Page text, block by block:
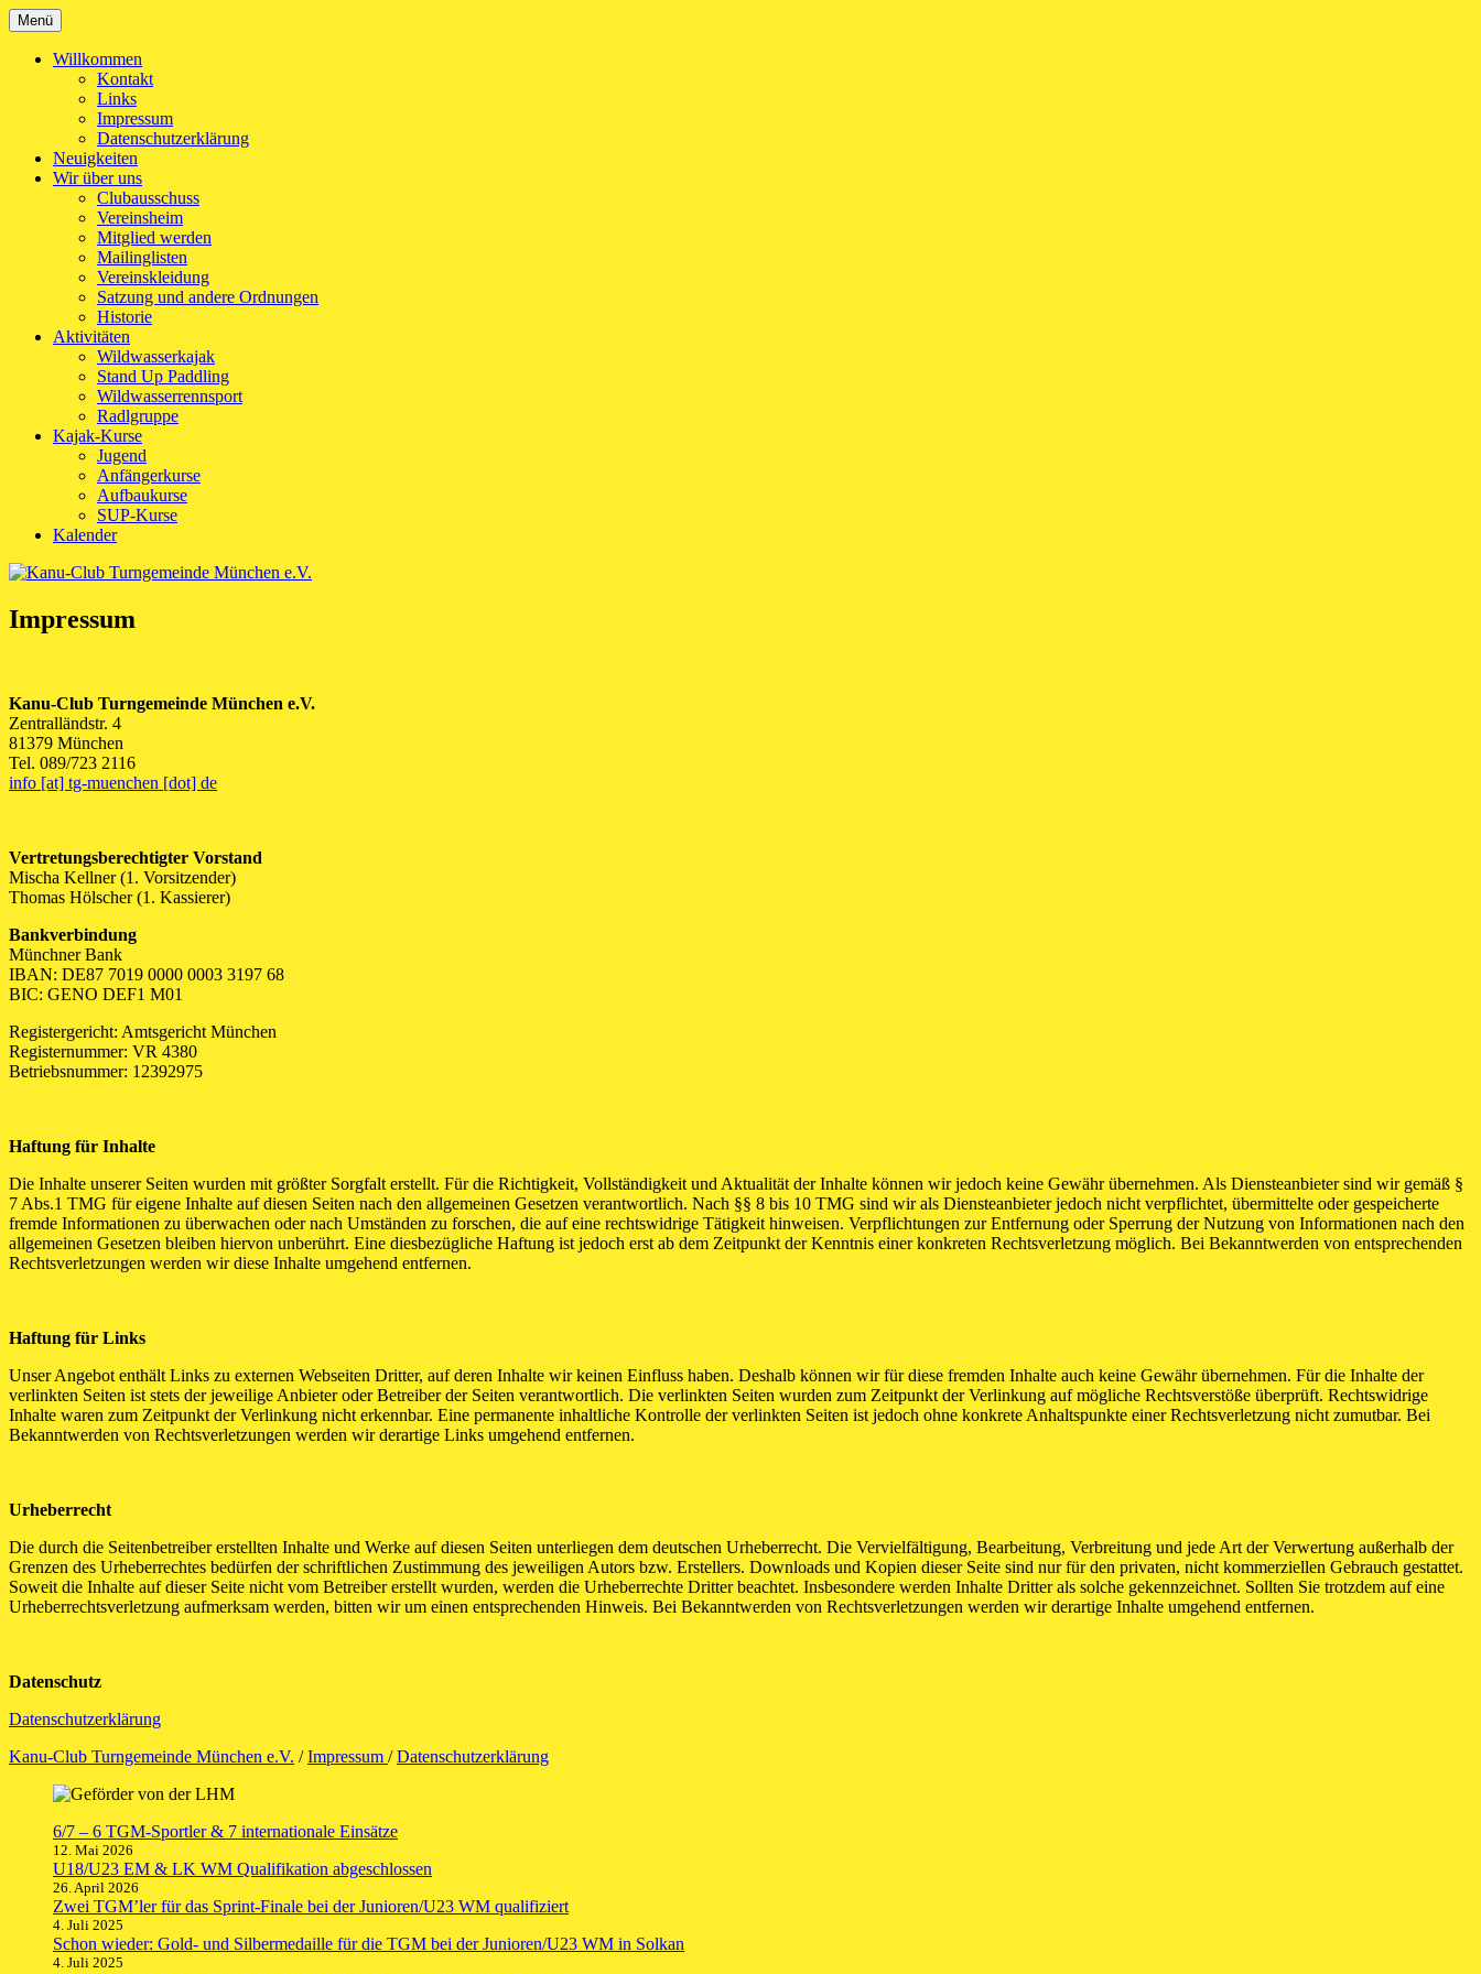
Zum
Inhalt
springen
Kanu-Club Turngemeinde München e.V.
Kanu fahren in München
Menü
Willkommen
Kontakt
Links
Impressum
Datenschutzerklärung
Neuigkeiten
Wir über uns
Clubausschuss
Vereinsheim
Mitglied werden
Mailinglisten
Vereinskleidung
Satzung und andere Ordnungen
Historie
Aktivitäten
Wildwasserkajak
Stand Up Paddling
Wildwasserrennsport
Radlgruppe
Kajak-Kurse
Jugend
Anfängerkurse
Aufbaukurse
SUP-Kurse
Kalender
Impressum
Kanu-Club Turngemeinde München e.V.
Zentralländstr. 4
81379 München
Tel. 089/723 2116
info [at] tg-muenchen [dot] de
Vertretungsberechtigter Vorstand
Mischa Kellner (1. Vorsitzender)
Thomas Hölscher (1. Kassierer)
Bankverbindung
Münchner Bank
IBAN: DE87 7019 0000 0003 3197 68
BIC: GENO DEF1 M01
Registergericht: Amtsgericht München
Registernummer: VR 4380
Betriebsnummer: 12392975
Haftung für Inhalte
Die Inhalte unserer Seiten wurden mit größter Sorgfalt erstellt. Für die Richtigkeit, Vollständigkeit und Aktualität der Inhalte können wir jedoch keine Gewähr übernehmen. Als Diensteanbieter sind wir gemäß §
7 Abs.1 TMG für eigene Inhalte auf diesen Seiten nach den allgemeinen Gesetzen verantwortlich. Nach §§ 8 bis 10 TMG sind wir als Diensteanbieter jedoch nicht verpflichtet, übermittelte oder gespeicherte
fremde Informationen zu überwachen oder nach Umständen zu forschen, die auf eine rechtswidrige Tätigkeit hinweisen. Verpflichtungen zur Entfernung oder Sperrung der Nutzung von Informationen nach den
allgemeinen Gesetzen bleiben hiervon unberührt. Eine diesbezügliche Haftung ist jedoch erst ab dem Zeitpunkt der Kenntnis einer konkreten Rechtsverletzung möglich. Bei Bekanntwerden von entsprechenden
Rechtsverletzungen werden wir diese Inhalte umgehend entfernen.
Haftung für Links
Unser Angebot enthält Links zu externen Webseiten Dritter, auf deren Inhalte wir keinen Einfluss haben. Deshalb können wir für diese fremden Inhalte auch keine Gewähr übernehmen. Für die Inhalte der
verlinkten Seiten ist stets der jeweilige Anbieter oder Betreiber der Seiten verantwortlich. Die verlinkten Seiten wurden zum Zeitpunkt der Verlinkung auf mögliche Rechtsverstöße überprüft. Rechtswidrige
Inhalte waren zum Zeitpunkt der Verlinkung nicht erkennbar. Eine permanente inhaltliche Kontrolle der verlinkten Seiten ist jedoch ohne konkrete Anhaltspunkte einer Rechtsverletzung nicht zumutbar. Bei
Bekanntwerden von Rechtsverletzungen werden wir derartige Links umgehend entfernen.
Urheberrecht
Die durch die Seitenbetreiber erstellten Inhalte und Werke auf diesen Seiten unterliegen dem deutschen Urheberrecht. Die Vervielfältigung, Bearbeitung, Verbreitung und jede Art der Verwertung außerhalb der
Grenzen des Urheberrechtes bedürfen der schriftlichen Zustimmung des jeweiligen Autors bzw. Erstellers. Downloads und Kopien dieser Seite sind nur für den privaten, nicht kommerziellen Gebrauch gestattet.
Soweit die Inhalte auf dieser Seite nicht vom Betreiber erstellt wurden, werden die Urheberrechte Dritter beachtet. Insbesondere werden Inhalte Dritter als solche gekennzeichnet. Sollten Sie trotzdem auf eine
Urheberrechtsverletzung aufmerksam werden, bitten wir um einen entsprechenden Hinweis. Bei Bekanntwerden von Rechtsverletzungen werden wir derartige Inhalte umgehend entfernen.
Datenschutz
Datenschutzerklärung
Kanu-Club Turngemeinde München e.V. /Impressum /Datenschutzerklärung
6/7 – 6 TGM-Sportler & 7 internationale Einsätze
12. Mai 2026
U18/U23 EM & LK WM Qualifikation abgeschlossen
26. April 2026
Zwei TGM’ler für das Sprint-Finale bei der Junioren/U23 WM qualifiziert
4. Juli 2025
Schon wieder: Gold- und Silbermedaille für die TGM bei der Junioren/U23 WM in Solkan
4. Juli 2025